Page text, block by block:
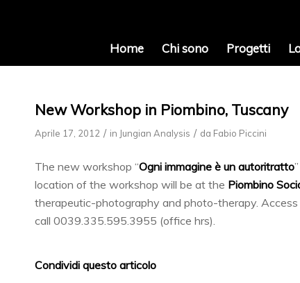
Home Chi sono Progetti
New Workshop in Piombino, Tuscany
Aprile 17, 2012 / in Jungian Analysis / da Fabio Piccini
The new workshop “Ogni immagine è un autoritratto
location of the workshop will be at the Piombino
therapeutic-photography and photo-therapy.
call 0039.335.595.3955 (office hrs).
Condividi questo articolo